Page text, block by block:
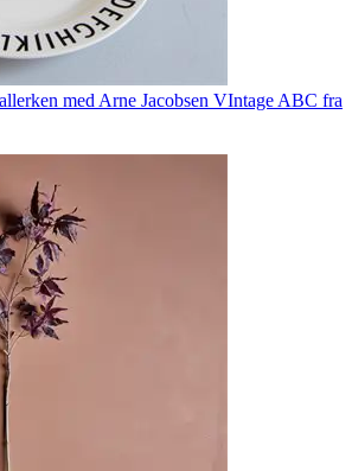
med Arne Jacobsen VIntage ABC fra